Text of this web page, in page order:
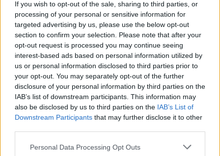
If you wish to opt-out of the sale, sharing to third parties, or
processing of your personal or sensitive information for
targeted advertising by us, please use the below opt-out
section to confirm your selection. Please note that after your
opt-out request is processed you may continue seeing
interest-based ads based on personal information utilized by
us or personal information disclosed to third parties prior to
your opt-out. You may separately opt-out of the further
disclosure of your personal information by third parties on the
IAB’s list of downstream participants. This information may
also be disclosed by us to third parties on the IAB’s List of
Downstream Participants that may further disclose it to other
Personal Data Processing Opt Outs
przybycia od 800-1200 uczestników, głownie
lekarzy neurologów oraz osób związanych
zawodowo z tematyką neurologiczną.
Przewodniczącym Komitetu Naukowego
Konferencji zgodził się zostać ponownie Prof.
dr hab. med. Andrzej Szczudlik. Do tej chwili
udział potwierdzili: Prof. Irena Krupka-
Matuszczyk, Prof. Antoni Prusiński, Prof.
Barbara Steinborn, Prof. Adam Stępień, Doc.
Tomasz Sobów.